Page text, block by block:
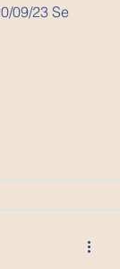
09/23 Se